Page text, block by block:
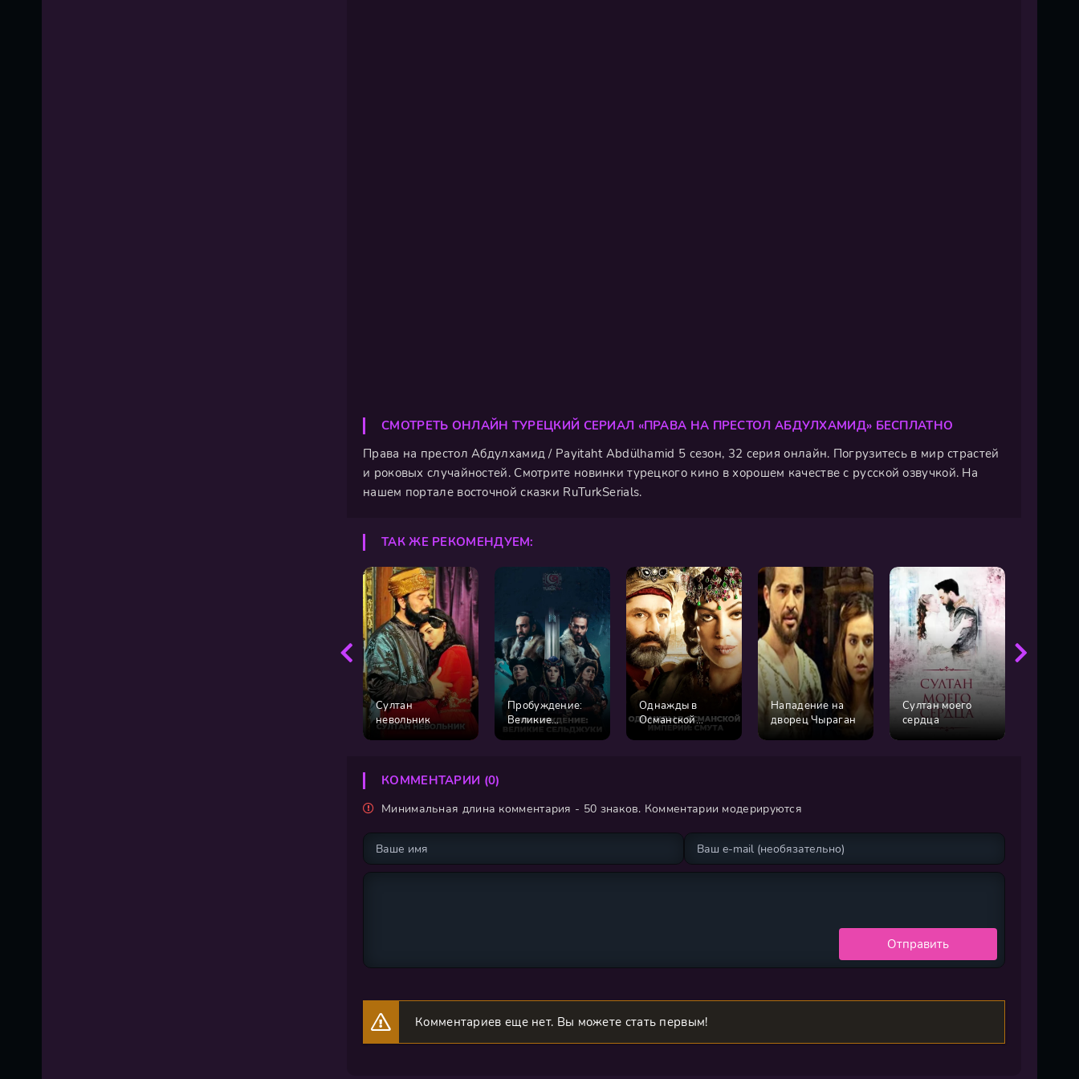
СМОТРЕТЬ ОНЛАЙН ТУРЕЦКИЙ СЕРИАЛ «ПРАВА НА ПРЕСТОЛ АБДУЛХАМИД» БЕСПЛАТНО
Права на престол Абдулхамид / Payitaht Abdülhamid 5 сезон, 32 серия онлайн. Погрузитесь в мир страстей
и роковых случайностей. Смотрите новинки турецкого кино в хорошем качестве с русской озвучкой. На
нашем портале восточной сказки RuTurkSerials.
ТАК ЖЕ РЕКОМЕНДУЕМ:
Султан
невольник
Пробуждение:
Великие
Сельджуки
Однажды в
Османской
империи: Смута
Нападение на
дворец Чыраган
Султан моего
сердца
КОММЕНТАРИИ (0)
Минимальная длина комментария - 50 знаков. Комментарии модерируются
Отправить
Комментариев еще нет. Вы можете стать первым!